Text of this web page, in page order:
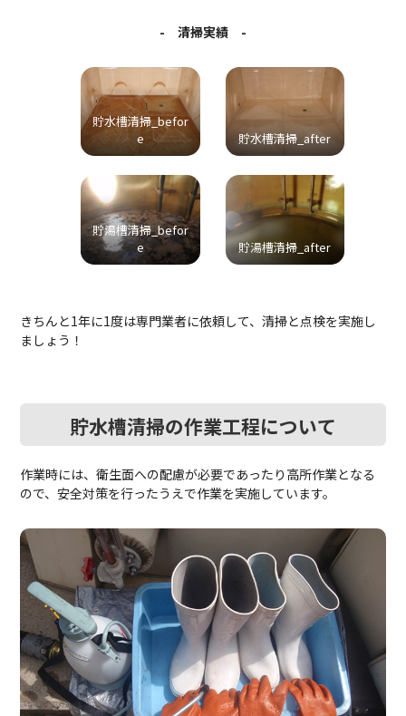
- 清掃実績 -
貯水槽清掃_befor
e
貯水槽清掃_after
貯湯槽清掃_befor
e
貯湯槽清掃_after
きちんと1年に1度は専門業者に依頼して、清掃と点検を実施し
ましょう！
貯水槽清掃の作業工程について
作業時には、衛生面への配慮が必要であったり高所作業となる
ので、安全対策を行ったうえで作業を実施しています。